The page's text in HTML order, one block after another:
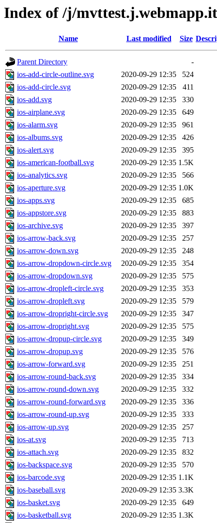
Index of /j/
Name Last modified Size
Parent Directory
-
ios-add-circle-outline.svg
2020-09-29 12:35
524
ios-add-circle.svg
2020-09-29 12:35
411
ios-add.svg
2020-09-29 12:35
330
ios-airplane.svg
2020-09-29 12:35
649
ios-alarm.svg
2020-09-29 12:35
961
ios-albums.svg
2020-09-29 12:35
426
ios-alert.svg
2020-09-29 12:35
395
ios-american-football.svg
2020-09-29 12:35 1.5K
ios-analytics.svg
2020-09-29 12:35
566
ios-aperture.svg
2020-09-29 12:35 1.0K
ios-apps.svg
2020-09-29 12:35
685
ios-appstore.svg
2020-09-29 12:35
883
ios-archive.svg
2020-09-29 12:35
397
ios-arrow-back.svg
2020-09-29 12:35
257
ios-arrow-down.svg
2020-09-29 12:35
248
ios-arrow-dropdown-circle.svg
2020-09-29 12:35
354
ios-arrow-dropdown.svg
2020-09-29 12:35
575
ios-arrow-dropleft-circle.svg
2020-09-29 12:35
353
ios-arrow-dropleft.svg
2020-09-29 12:35
579
ios-arrow-dropright-circle.svg
2020-09-29 12:35
347
ios-arrow-dropright.svg
2020-09-29 12:35
575
ios-arrow-dropup-circle.svg
2020-09-29 12:35
349
ios-arrow-dropup.svg
2020-09-29 12:35
576
ios-arrow-forward.svg
2020-09-29 12:35
251
ios-arrow-round-back.svg
2020-09-29 12:35
334
ios-arrow-round-down.svg
2020-09-29 12:35
332
ios-arrow-round-forward.svg
2020-09-29 12:35
336
ios-arrow-round-up.svg
2020-09-29 12:35
333
ios-arrow-up.svg
2020-09-29 12:35
257
ios-at.svg
2020-09-29 12:35
713
ios-attach.svg
2020-09-29 12:35
832
ios-backspace.svg
2020-09-29 12:35
570
ios-barcode.svg
2020-09-29 12:35 1.1K
ios-baseball.svg
2020-09-29 12:35 3.3K
ios-basket.svg
2020-09-29 12:35
649
ios-basketball.svg
2020-09-29 12:35 1.3K